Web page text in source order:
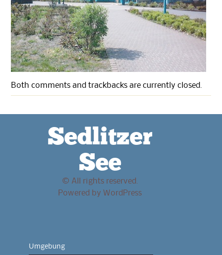
Both comments and trackbacks are currently closed.
Sedlitzer
See
© All rights reserved.
Powered by WordPress
Umgebung